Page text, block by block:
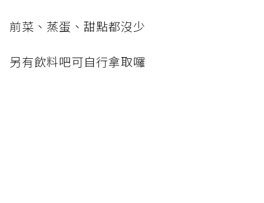
前菜、蒸蛋、甜點都沒少
另有飲料吧可自行拿取囉